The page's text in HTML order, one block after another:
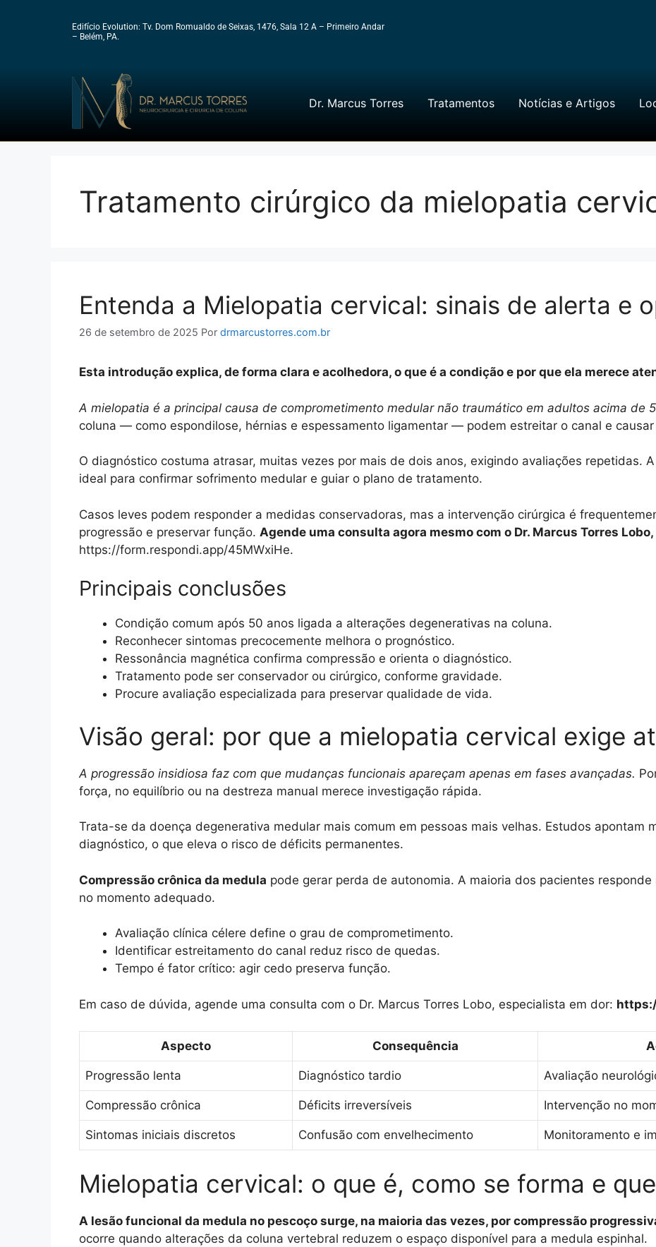
Edifício Evolution: Tv. Dom Romualdo de Seixas, 1476, Sala 12 A – Primeiro Andar
– Belém, PA.
Dr. Marcus Torres Tratamentos Notícias e Artigos
Tratamento cirúrgico da mielopatia
Entenda a Mielopatia cervical: sinais de alerta e
26 de setembro de 2025 Por drmarcustorres.com.br
Esta introdução explica, de forma clara e acolhedora, o que é a condição e por que ela merece
A mielopatia é a principal causa de comprometimento medular não traumático em adultos acima de
coluna — como espondilose, hérnias e espessamento ligamentar — podem estreitar o canal e
O diagnóstico costuma atrasar, muitas vezes por mais de dois anos, exigindo avaliações repetidas.
ideal para confirmar sofrimento medular e guiar o plano de tratamento.
Casos leves podem responder a medidas conservadoras, mas a intervenção cirúrgica é
progressão e preservar função. Agende uma consulta agora mesmo com o Dr. Marcus Torres
https://form.respondi.app/45MWxiHe.
Principais conclusões
Condição comum após 50 anos ligada a alterações degenerativas na coluna.
Reconhecer sintomas precocemente melhora o prognóstico.
Ressonância magnética confirma compressão e orienta o diagnóstico.
Tratamento pode ser conservador ou cirúrgico, conforme gravidade.
Procure avaliação especializada para preservar qualidade de vida.
Visão geral: por que a mielopatia cervical exige
A progressão insidiosa faz com que mudanças funcionais apareçam apenas em fases avançadas.
força, no equilíbrio ou na destreza manual merece investigação rápida.
Trata-se da doença degenerativa medular mais comum em pessoas mais velhas. Estudos apontam
diagnóstico, o que eleva o risco de déficits permanentes.
Compressão crônica da medula pode gerar perda de autonomia. A maioria dos pacientes
no momento adequado.
Avaliação clínica célere define o grau de comprometimento.
Identificar estreitamento do canal reduz risco de quedas.
Tempo é fator crítico: agir cedo preserva função.
Em caso de dúvida, agende uma consulta com o Dr. Marcus Torres Lobo, especialista em dor:
Aspecto Consequência
Progressão lenta Diagnóstico tardio Avaliação
Compressão crônica Déficits irreversíveis Intervenção no
Sintomas iniciais discretos Confusão com envelhecimento Monitoramento e
Mielopatia cervical: o que é, como se forma e
A lesão funcional da medula no pescoço surge, na maioria das vezes, por compressão
ocorre quando alterações da coluna vertebral reduzem o espaço disponível para a medula espinhal.